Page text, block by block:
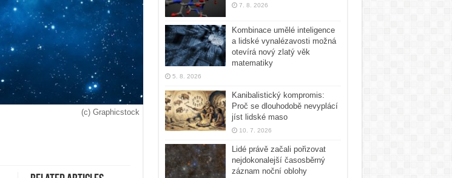
(c) Graphicstock
7. 8. 2026
Kombinace umělé inteligence
a lidské vynalézavosti možná
otevírá nový zlatý věk
matematiky
5. 8. 2026
Kanibalistický kompromis:
Proč se dlouhodobě nevyplácí
jíst lidské maso
10. 7. 2026
Lidé právě začali pořizovat
nejdokonalejší časosběrný
záznam noční oblohy